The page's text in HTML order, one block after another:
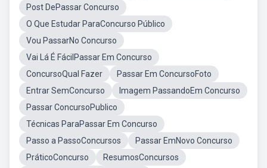
Post DePassar Concurso
O Que Estudar ParaConcurso Público
Vou PassarNo Concurso
Vai Lá É FácilPassar Em Concurso
ConcursoQual Fazer
Passar Em ConcursoFoto
Entrar SemConcurso
Imagem PassandoEm Concurso
Passar ConcursoPublico
Técnicas ParaPassar Em Concurso
Passo a PassoConcursos
Passar EmNovo Concurso
PráticoConcurso
ResumosConcursos